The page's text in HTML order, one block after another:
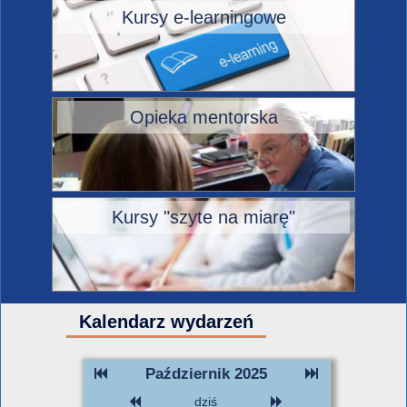
Kursy e-learningowe
Opieka mentorska
Kursy "szyte na miarę"
Kalendarz wydarzeń
Październik 2025
dziś